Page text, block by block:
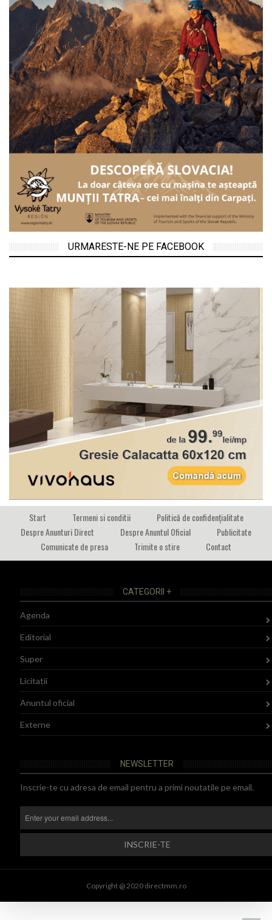
URMARESTE-NE PE FACEBOOK
Start Termeni si conditii
Politică de confidențialitate
Despre Anunturi Direct
Despre Anuntul Oficial
Publicitate
Comunicate de presa
Trimite o stire Contact
CATEGORII +
Agenda
Editorial
Super
Licitatii
Anuntul oficial
Externe
NEWSLETTER
Inscrie-te cu adresa de email pentru a primi noutatile pe email.
Copyright @ 2020 directmm.ro